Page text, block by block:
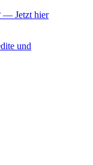
— Jetzt hier